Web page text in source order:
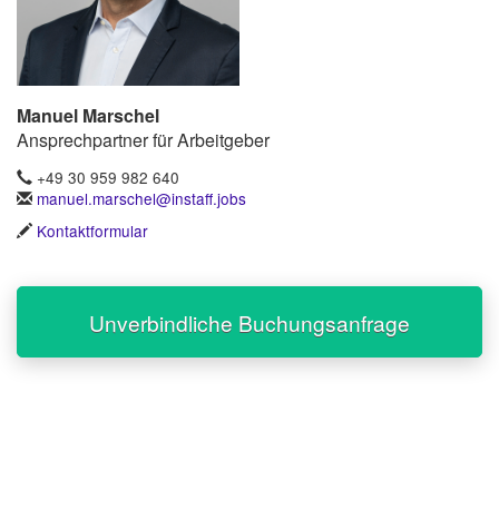
Manuel Marschel
Ansprechpartner für Arbeitgeber
+49 30 959 982 640
manuel.marschel@instaff.jobs
Kontaktformular
Unverbindliche Buchungsanfrage